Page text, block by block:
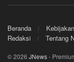
Beranda
Redaksi
Tentang
© 2026 JNews-